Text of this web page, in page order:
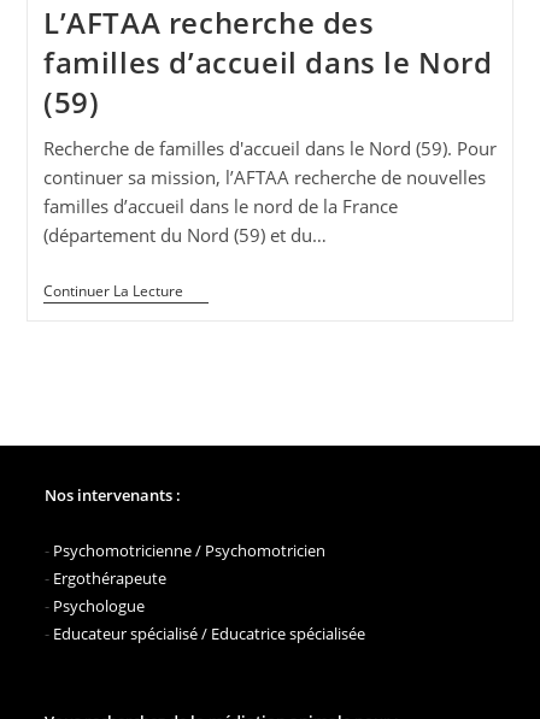
L’AFTAA recherche des
familles d’accueil dans le Nord
(59)
Recherche de familles d'accueil dans le Nord (59). Pour
continuer sa mission, l’AFTAA recherche de nouvelles
familles d’accueil dans le nord de la France
(département du Nord (59) et du…
Continuer La LectureL’AFTAA
Recherche
(59)
Nos intervenants :
- Psychomotricienne / Psychomotricien
- Ergothérapeute
- Psychologue
- Educateur spécialisé / Educatrice spécialisée